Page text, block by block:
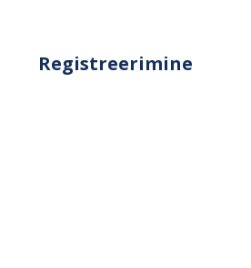
Registreerimine